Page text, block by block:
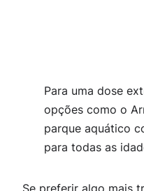
Para uma dose
opções como o
parque aquático
para todas as
Se preferir algo mais